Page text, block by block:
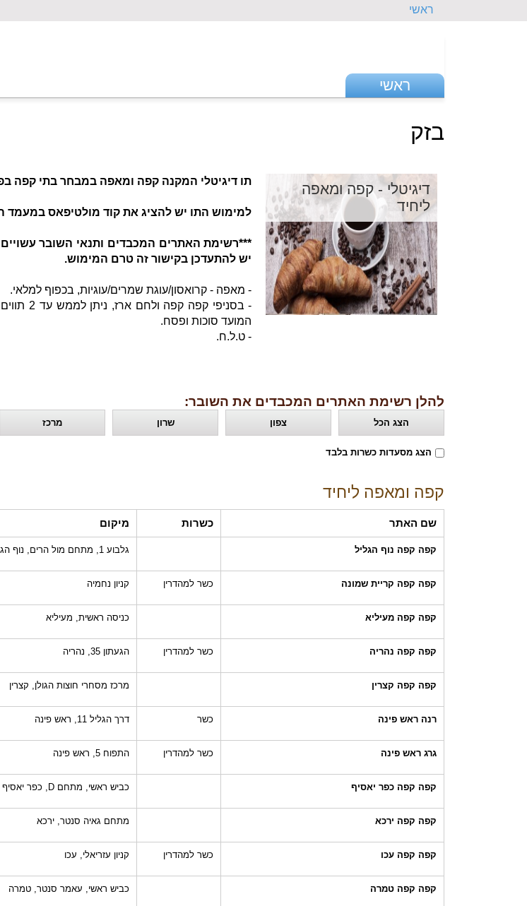
ראשי
ראשי
בזק
דיגיטלי - קפה ומאפה
ליחיד
תו דיגיטלי המקנה קפה ומאפה במבחר בתי קפה
למימוש התו יש להציג את קוד מולטיפאס במעמד
***רשימת האתרים המכבדים ותנאי השובר
יש להתעדכן בקישור זה טרם המימוש.
- מאפה - קרואסון/עוגת שמרים/עוגיות, בכפוף למלאי.
- בסניפי
המועד סוכות ופסח.
- ט.ל.ח.
להלן רשימת האתרים המכבדים את השובר:
הצג הכל צפון שרון מרכז
הצג מסעדות כשרות בלבד
קפה ומאפה ליחיד
שם האתר כשרות מיקום
קפה קפה נוף הגליל גלבוע 1, מתחם מול הרים, נוף הגליל
קפה קפה קריית שמונה
כשר למהדרין קניון נחמיה
קפה קפה מעיליא
כניסה ראשית, מעיליא
קפה קפה נהריה
כשר למהדרין הגעתון 35, נהריה
קפה קפה קצרין
מרכז מסחרי חוצות הגולן, קצרין
רנה ראש פינה
כשר דרך הגליל 11, ראש פינה
גרג ראש פינה
כשר למהדרין התפוח 5, ראש פינה
קפה קפה כפר יאסיף
כביש ראשי, מתחם D, כפר יאסיף
קפה קפה ירכא
מתחם גאיה סנטר, ירכא
קפה קפה עכו
כשר למהדרין קניון עזריאלי, עכו
קפה קפה טמרה
כביש ראשי, עאמר סנטר, טמרה